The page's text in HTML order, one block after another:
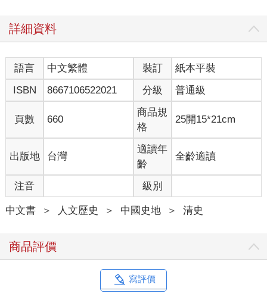
詳細資料
語言 中文繁體 裝訂
紙本平裝
ISBN
8667106522021 分級 普通級
頁數 660
商品規
格
25開15*21cm
出版地 台灣
適讀年
齡
全齡適讀
注音 級別
中文書 ＞ 人文歷史 ＞ 中國史地 ＞ 清史
商品評價
寫評價